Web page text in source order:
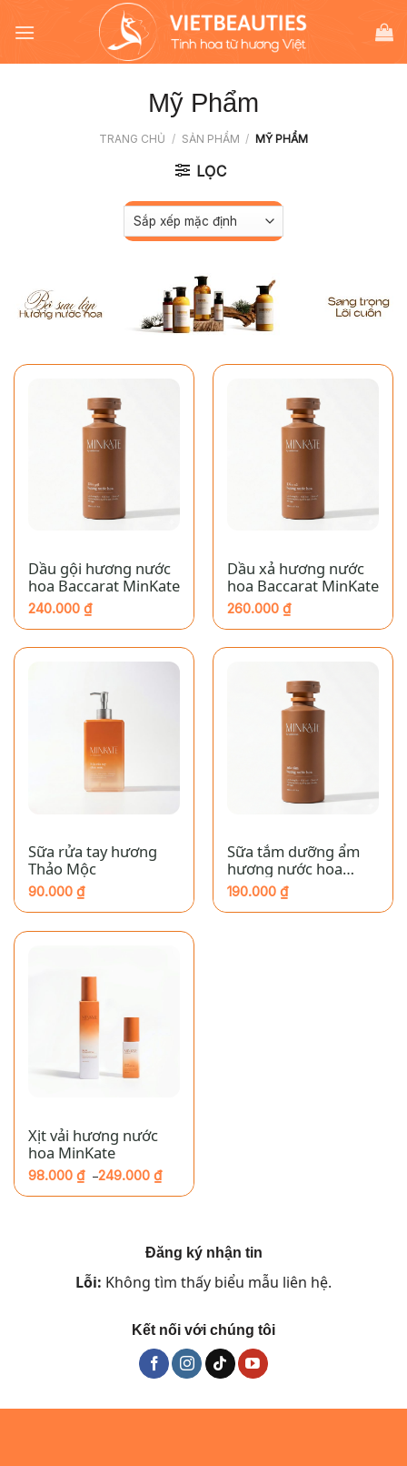
đến
Mỹ Phẩm
TRANG CHỦ / SẢN PHẨM / MỸ PHẨM
LỌC
Dầu gội hương nước
hoa Baccarat MinKate
240.000 ₫
Dầu xả hương nước
hoa Baccarat MinKate
260.000 ₫
Sữa rửa tay hương
Thảo Mộc
90.000 ₫
Sữa tắm dưỡng ẩm
hương nước hoa
Baccarat MinKate
190.000 ₫
Xịt vải hương nước
hoa MinKate
98.000 ₫ –249.000 ₫
Khoảng
giá:
Đăng ký nhận tin
Lỗi: Không tìm thấy biểu mẫu liên hệ.
Kết nối với chúng tôi